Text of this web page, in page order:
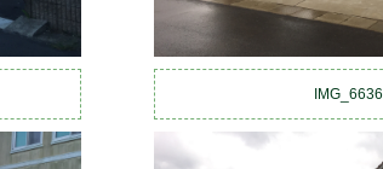
IMG_6636